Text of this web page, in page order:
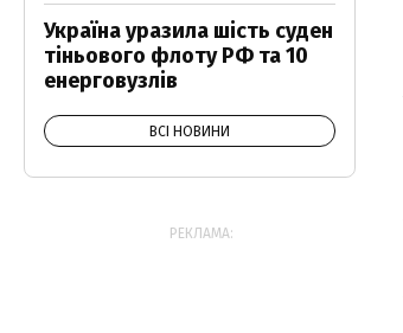
Україна уразила шість суден
тіньового флоту РФ та 10
енерговузлів
ВСІ НОВИНИ
РЕКЛАМА: